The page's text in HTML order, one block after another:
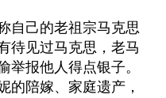
自己的老祖宗马克思
待见过马克思，老马
举报他人得点银子。
的陪嫁、家庭遗产，